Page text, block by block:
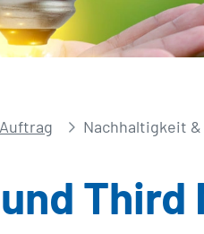
Nachhaltigkeit
Third